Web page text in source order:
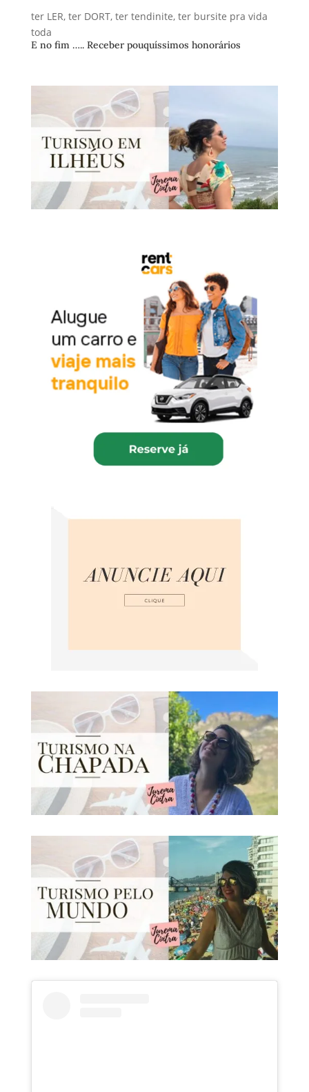
ter LER, ter DORT, ter tendinite, ter bursite pra vida
toda
E no fim ….. Receber pouquíssimos honorários